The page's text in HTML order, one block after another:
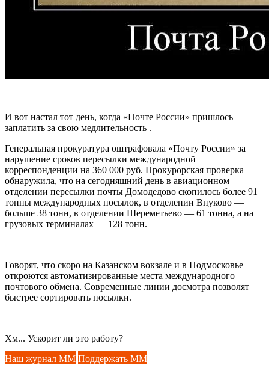
И вот настал тот день, когда «Почте России» пришлось
заплатить за свою медлительность .
Генеральная прокуратура оштрафовала «Почту России» за
нарушение сроков пересылки международной
корреспонденции на 360 000 руб. Прокурорская проверка
обнаружила, что на сегодняшний день в авиационном
отделении пересылки почты Домодедово скопилось более 91
тонны международных посылок, в отделении Внуково —
больше 38 тонн, в отделении Шереметьево — 61 тонна, а на
грузовых терминалах — 128 тонн.
Говорят, что скоро на Казанском вокзале и в Подмосковье
откроются автоматизированные места международного
почтового обмена. Современные линии досмотра позволят
быстрее сортировать посылки.
Хм... Ускорит ли это работу?
Наш журнал ММ Поддержать ММ